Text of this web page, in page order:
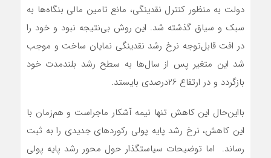
دولت به منظور کنترل نقدینگی، مانع تامین مالی بنگاه‌ها به
سبک و سیاق گذشته شد. این روش بی‌نتیجه نبود و خود را
در افت قابل‌توجه نرخ رشد نقدینگی نمایان ساخت و موجب
شد این متغیر پس از سال‌ها به سطح رشد بلندمدت خود
بازگردد و در ارتفاع 26درصدی بایستد.
با‌این‌حال این کاهش تنها نیمه آشکار ماجراست و هم‌زمان با
این کاهش، نرخ رشد پایه پولی رکوردهای جدیدی را به ثبت
رساند. اما توضیحات سیاستگذار حول محور رشد پایه پولی